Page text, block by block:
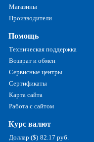
Магазины
Производители
Помощь
Техническая поддержка
Возврат и обмен
Сервисные центры
Сертификаты
Карта сайта
Работа с сайтом
Курс валют
Доллар ($) 82.17 руб.